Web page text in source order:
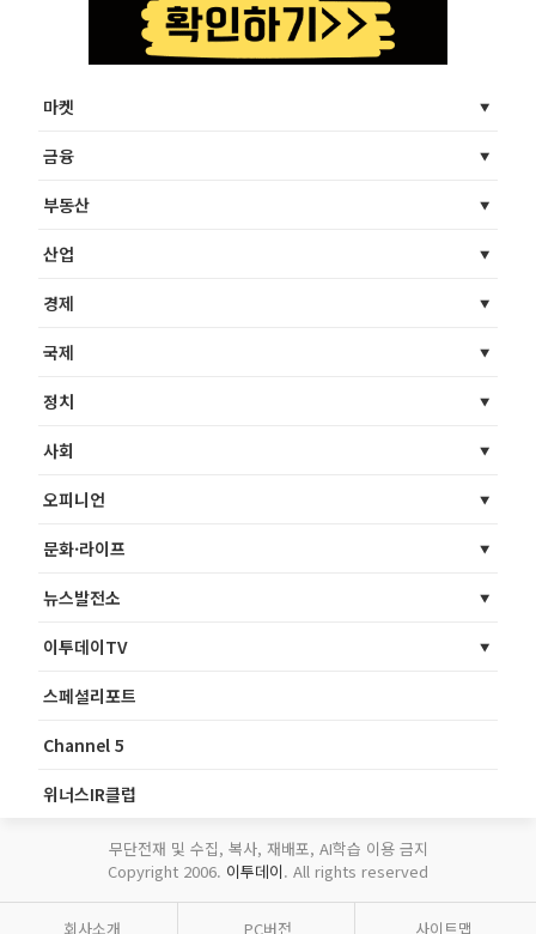
마켓
금융
부동산
산업
경제
국제
정치
사회
오피니언
문화·라이프
뉴스발전소
이투데이TV
스페셜리포트
Channel 5
위너스IR클럽
무단전재 및 수집, 복사, 재배포, AI학습 이용 금지
Copyright 2006. 이투데이. All rights reserved
회사소개 PC버전 사이트맵